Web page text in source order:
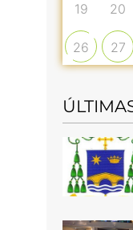
19 20
26 27